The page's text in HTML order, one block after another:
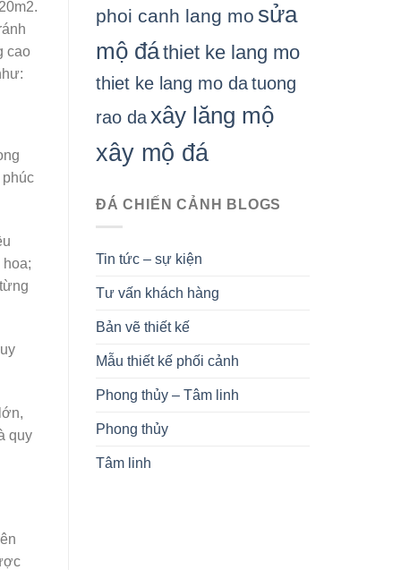
cao
phúc
quy
phoi canh lang mo sửa
mộ đáthiet ke lang mo
thiet ke lang mo datuong
rao daxây lăng mộ
xây mộ đá
ĐÁ CHIẾN CẢNH BLOGS
Tin tức – sự kiện
Tư vấn khách hàng
Bản vẽ thiết kế
Mẫu thiết kế phối cảnh
Phong thủy – Tâm linh
Phong thủy
Tâm linh